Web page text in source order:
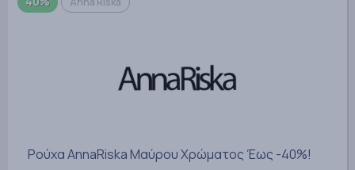
Ρούχα AnnaRiska Μαύρου Χρώματος Έως -40%!